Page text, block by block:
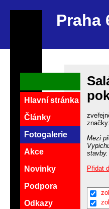
Praha
značky:
Mezi
stavby.
Přidat
Hlavní stránka
Články
Fotogalerie
Akce
Novinky
Podpora
Odkazy